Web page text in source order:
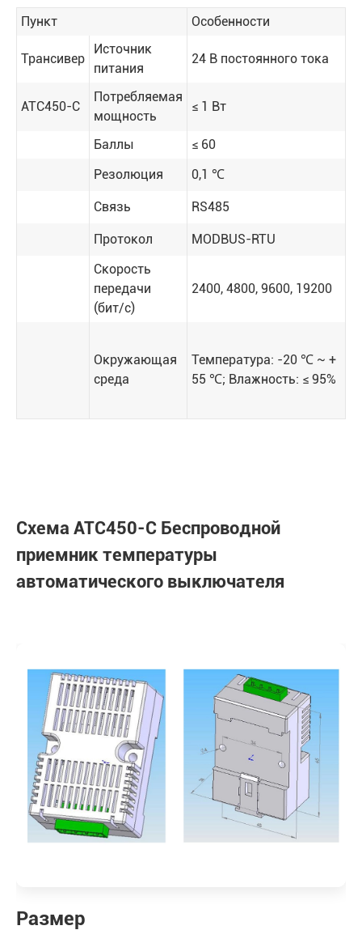
Пункт Особенности
Трансивер
Источник
питания
24 В постоянного тока
ATC450-C
Потребляемая
мощность
≤ 1 Вт
Баллы
≤ 60
Резолюция
0,1 ℃
Связь RS485
Протокол
MODBUS-RTU
Скорость
передачи
(бит/с)
2400, 4800, 9600, 19200
Окружающая
среда
Температура: -20 ℃ ~ +
55 ℃; Влажность: ≤ 95%
Схема ATC450-C Беспроводной
приемник температуры
автоматического выключателя
Размер